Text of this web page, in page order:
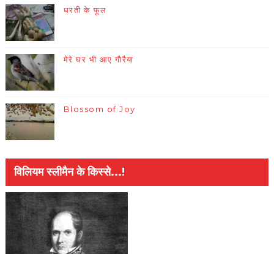
धरती के फूल
मेरे घर भी आए गौरैया
Blossom of Joy
विलियम स्लीमैन के किस्से...!